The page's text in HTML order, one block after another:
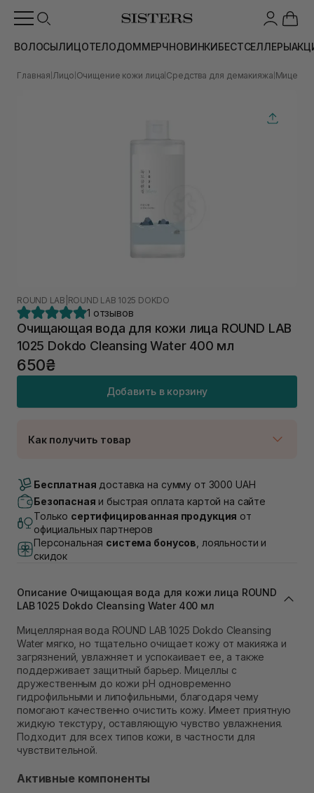
ВОЛОСЫЛИЦОТЕЛОДОММЕРЧНОВИНКИБЕСТСЕЛЛЕРЫ
Главная Лицо Очищение кожи лица Средства для демакияжа
ROUND LAB ROUND LAB 1025 DOKDO
1 отзывов
Очищающая вода для кожи лица ROUND LAB
1025 Dokdo Cleansing Water 400 мл
650₴
Добавить в корзину
Как получить товар
В наличии
Самовывоз г. Луцк, Винниченка 4
Самовывоз г. Львов, ул. Академика Подстригача,
1В (Duck's Lake)
Самовывоз г. Львов ул. Степана Бандеры 43
В наличии
Самовывоз Ровно
В наличии
Самовывоз г. Ровно, ул. Кулика и Гудачека 23 (ТЦ
Экватор)
Бесплатная доставка на сумму от 3000 UAH
Безопасная и быстрая оплата картой на сайте
Только сертифицированная продукция от
официальных партнеров
Персональная система бонусов , лояльности и
скидок
Описание Очищающая вода для кожи лица ROUND
LAB 1025 Dokdo Cleansing Water 400 мл
Мицеллярная вода ROUND LAB 1025 Dokdo Cleansing
Water мягко, но тщательно очищает кожу от макияжа и
загрязнений, увлажняет и успокаивает ее, а также
поддерживает защитный барьер. Мицеллы с
дружественным до кожи pH одновременно
гидрофильными и липофильными, благодаря чему
помогают качественно очистить кожу. Имеет приятную
жидкую текстуру, оставляющую чувство увлажнения.
Подходит для всех типов кожи, в частности для
чувствительной.
Активные компоненты